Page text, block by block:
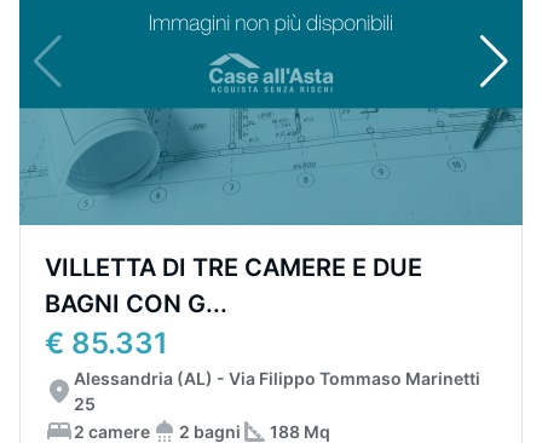
VILLETTA DI TRE CAMERE E DUE
BAGNI CON G...
€ 85.331
Alessandria (AL) - Via Filippo Tommaso Marinetti
25
2 camere
2 bagni 188 Mq